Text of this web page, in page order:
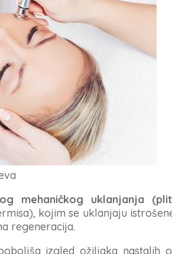
mehaničkog uklanjanja
kojim se uklanjaju
regeneracija.
izgled ožiljaka nastalih